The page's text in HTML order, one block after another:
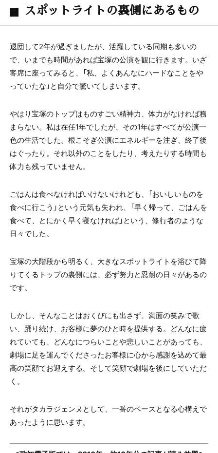
スポットライトの裏側にあるもの
退団して2年が過ぎましたが、活躍している同期も多いの
で、いまでも時間があれば宝塚の公演を観に行きます。いざ
客席に座ってみると、「私、よくあんなにハードなことをや
っていたな」と自分で驚いてしまいます。
やはり宝塚のトップはものすごい精神力、体力がなければ務
まらない。私は在任1年でしたが、その1年はすべてが公演一
色の生活でした。根こそぎ公演にエネルギーを注ぎ、終了後
はぐったり。それ以外のことをしたり、考えたりする時間も
体力も残っていません。
ごはんは食べなければいけないけれども、「おいしいものを
食べに行こう」という元気も失われ、「早く帰って、ごはんを
食べて、とにかく早く寝なければ」という、修行者のような
日々でした。
宝塚の大階段から明るく、大きなスポットライトを浴びて降
りてくるトップの裏側には、必ず努力と忍耐の日々があるの
です。
しかし、そんなことはおくびにも出さず、満面の笑みで歌
い、踊り続け、お客様に夢のひと時を提供する。どんなに疲
れていても、どんなにつらいことや悲しいことがあっても、
劇場に足を運んでくださったお客様に心から感謝を込めて最
高の笑顔でお迎えする。そして笑顔で劇場を後にしていただ
く。
それがタカラジェンヌとして、一番のベースとなる心構えで
あったように思います。